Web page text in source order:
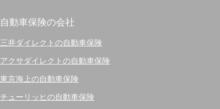
自動車保険の会社
三井ダイレクトの自動車保険
アクサダイレクトの自動車保険
東京海上の自動車保険
チューリッヒの自動車保険